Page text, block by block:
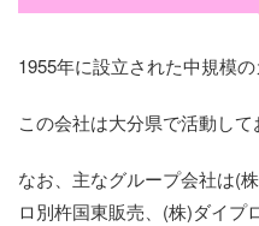
1955年に設立された中規模の
この会社は大分県で活動して
なお、主なグループ会社は(
ロ別杵国東販売、(株)ダイプ